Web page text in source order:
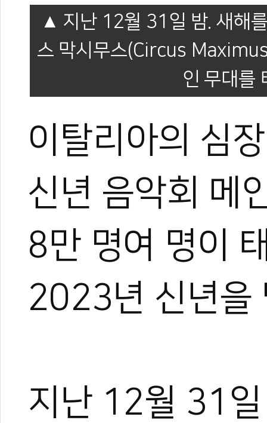
지난 12월 31일 밤. 새해
스 막시무스(Circus
인 무대를
이탈리아의 심
신년 음악회 메
8만 명여 명이
2023년 신년을
지난 12월 31